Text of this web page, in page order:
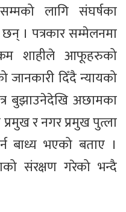
लागि संघर्षका
। पत्रकार सम्मेलनमा
शाहीले आफूहरुको
जानकारी दिँदै न्यायको
बुझाउनेदेखि अछामका
प्रमुख र नगर प्रमुख पुत्ला
बाध्य भएको बताए ।
संरक्षण गरेको भन्दै